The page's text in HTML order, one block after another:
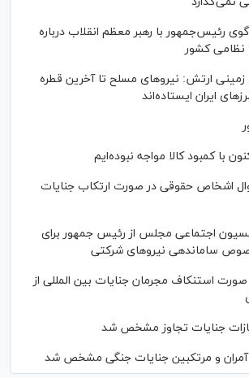
رئیس‌جمهور با رهبر معظم انقلاب درباره
نظامی کشور
زمینی ارتش: نیرو‌های مسلح تا آخرین قطره
ایران ایستاده‌اند
با کمبود کالا مواجه نبوده‌ایم
اشخاص حقوقی در صورت ارتکاب جنایات
اجتماعی مجلس از رئیس جمهور برای
ساماندهی نیرو‌های شرکتی
استنکاف مجرمان جنایات بین المللی از
جنایات تجاوز مشخص شد
آمران و مرتکبین جنایات جنگی مشخص شد